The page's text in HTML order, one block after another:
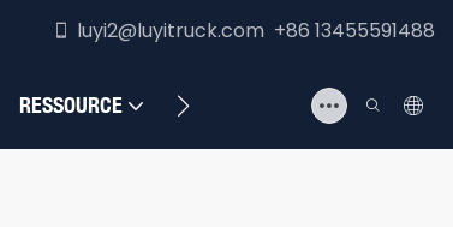
luyi2@luyitruck.com +86 13455591488
RESSOURCE NOUS CONTACTER